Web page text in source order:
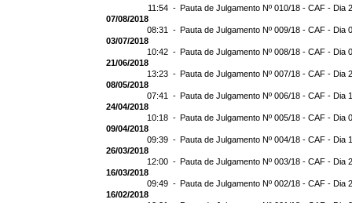
11:54 - Pauta de Julgamento Nº 010/18 - CAF - Dia
07/08/2018
08:31 - Pauta de Julgamento Nº 009/18 - CAF - Dia
03/07/2018
10:42 - Pauta de Julgamento Nº 008/18 - CAF - Dia
21/06/2018
13:23 - Pauta de Julgamento Nº 007/18 - CAF - Dia
08/05/2018
07:41 - Pauta de Julgamento Nº 006/18 - CAF - Dia
24/04/2018
10:18 - Pauta de Julgamento Nº 005/18 - CAF - Dia
09/04/2018
09:39 - Pauta de Julgamento Nº 004/18 - CAF - Dia
26/03/2018
12:00 - Pauta de Julgamento Nº 003/18 - CAF - Dia
16/03/2018
09:49 - Pauta de Julgamento Nº 002/18 - CAF - Dia
16/02/2018